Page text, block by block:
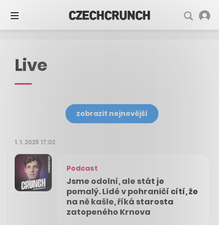
Live
zobrazit nejnovější
1. 1. 2025 17:02
Podcast
Jsme odolní, ale stát je
pomalý. Lidé v pohraničí cítí, že
na ně kašle, říká starosta
zatopeného Krnova